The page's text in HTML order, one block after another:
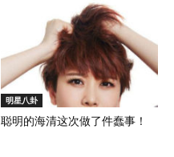
明星八卦
聪明的海清这次做了件蠢事！